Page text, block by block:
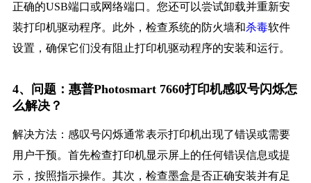
正确的USB端口或网络端口。您还可以尝试卸载并重新安
装打印机驱动程序。此外，检查系统的防火墙和杀毒软件
设置，确保它们没有阻止打印机驱动程序的安装和运行。
4、问题：惠普Photosmart 7660打印机感叹号闪烁怎
么解决？
解决方法：感叹号闪烁通常表示打印机出现了错误或需要
用户干预。首先检查打印机显示屏上的任何错误信息或提
示，按照指示操作。其次，检查墨盒是否正确安装并有足